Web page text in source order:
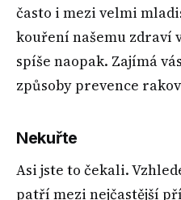
často i mezi velmi
kouření našemu zdraví
spíše naopak. Zajímá
způsoby prevence
Nekuřte
Asi jste to čekali.
patří mezi nejčastější